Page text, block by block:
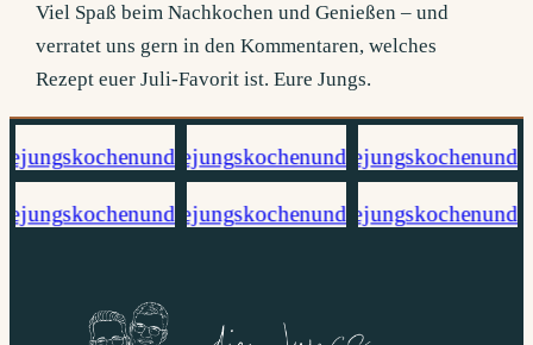
Viel Spaß beim Nachkochen und Genießen – und
verratet uns gern in den Kommentaren, welches
Rezept euer Juli-Favorit ist. Eure Jungs.